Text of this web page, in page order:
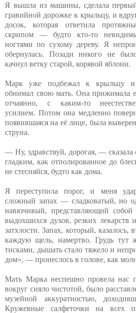
Я вышла из машины, сделала
гравийной дорожке к крыльцу, и
досок, которая ответила
скрипом — будто кто-то
ногтями по сухому дереву. Я
обернулась. Позади никого не
качнул ветку старой, корявой яблони.
Марк уже подбежал к крыльцу и
обнимал свою мать. Она прижимала
отчаянно, с каким-то
усилием. Потом она медленно
появившаяся на её лице, была
струна.
— Ну, здравствуй, дорогая, —
гладким, как отполированное до
не стесняйся, будто как дома.
Я переступила порог, и меня
сложный запах — сладковатый, но
навязчивый, представляющий
выдохшихся духов, резких лекарств
затхлости. Запах, который, казалось,
каждую щель, намертво. Грудь тут
тисками, дышать стало тяжело и
дом», — пронеслось в голове, как
Мать Марка неспешно провела нас
вокруг сияло чистотой, было
музейной аккуратностью,
Кружевные салфеточки на всех